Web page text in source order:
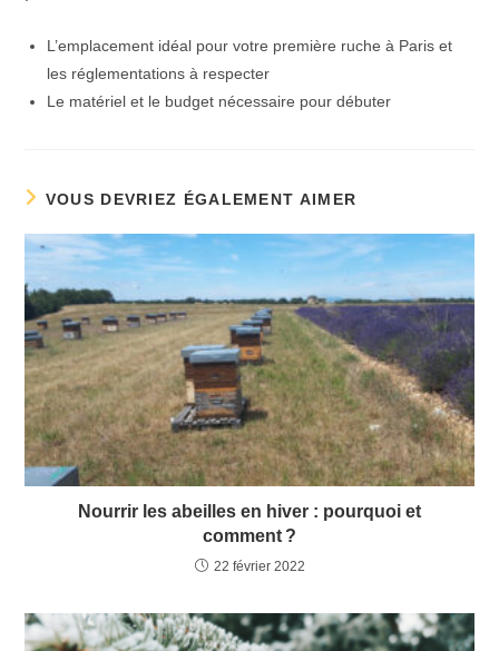
L’emplacement idéal pour votre première ruche à Paris et
les réglementations à respecter
Le matériel et le budget nécessaire pour débuter ​
VOUS DEVRIEZ ÉGALEMENT AIMER
Nourrir les abeilles en hiver : pourquoi et
comment ?
22 février 2022